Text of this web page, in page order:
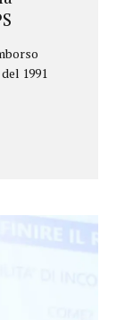
1991